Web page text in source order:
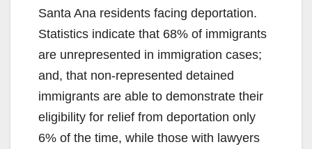
Santa Ana residents facing deportation.
Statistics indicate that 68% of immigrants
are unrepresented in immigration cases;
and, that non-represented detained
immigrants are able to demonstrate their
eligibility for relief from deportation only
6% of the time, while those with lawyers